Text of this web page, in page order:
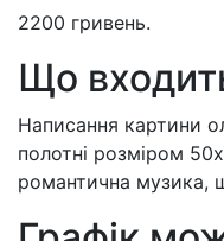
2200 гривень.
Що
Написання картини
полотні розміром
романтична музика,